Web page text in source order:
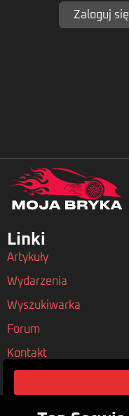
Zaloguj
Linki
Artykuły
Wydarzenia
Wyszukiwarka
Forum
Kontakt
Nasze Polityki
Regulamin